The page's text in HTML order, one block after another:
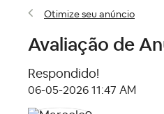
Otimize seu anúncio
Avaliação de
Respondido!
‎06-05-2026 11:47 AM